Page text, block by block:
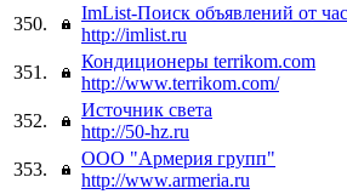
350.
ImList-Поиск объявлений от
http://imlist.ru
351.
Кондиционеры terrikom.com
http://www.terrikom.com/
352.
Источник света
http://50-hz.ru
353.
ООО "Армерия групп"
http://www.armeria.ru